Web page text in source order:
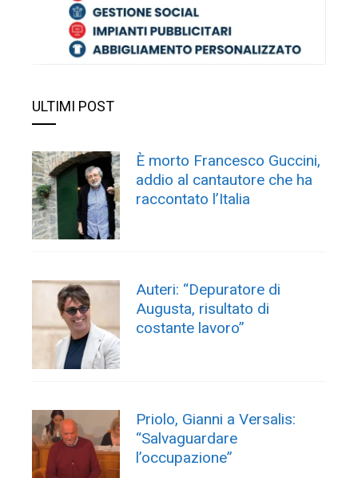
ULTIMI POST
È morto Francesco Guccini,
addio al cantautore che ha
raccontato l’Italia
Auteri: “Depuratore di
Augusta, risultato di
costante lavoro”
Priolo, Gianni a Versalis:
“Salvaguardare
l’occupazione”